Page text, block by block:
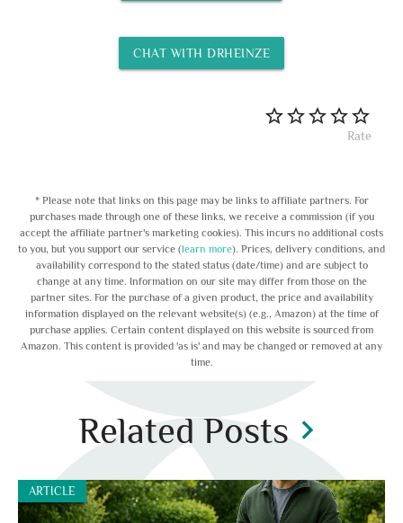
CHAT WITH DRHEINZE
Rate
* Please note that links on this page may be links to affiliate partners. For
purchases made through one of these links, we receive a commission (if you
accept the affiliate partner's marketing cookies). This incurs no additional costs
to you, but you support our service (learn more). Prices, delivery conditions, and
availability correspond to the stated status (date/time) and are subject to
change at any time. Information on our site may differ from those on the
partner sites. For the purchase of a given product, the price and availability
information displayed on the relevant website(s) (e.g., Amazon) at the time of
purchase applies. Certain content displayed on this website is sourced from
Amazon. This content is provided 'as is' and may be changed or removed at any
time.
Related Posts chevron_right
ARTICLE